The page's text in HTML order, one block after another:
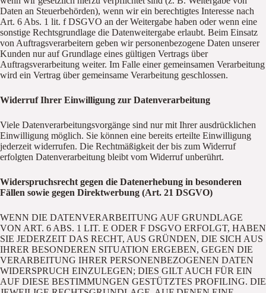
Daten an Steuerbehörden), wenn wir ein berechtigtes Interesse nach
Art. 6 Abs. 1 lit. f DSGVO an der Weitergabe haben oder wenn eine
sonstige Rechtsgrundlage die Datenweitergabe erlaubt. Beim Einsatz
von Auftragsverarbeitern geben wir personenbezogene Daten unserer
Kunden nur auf Grundlage eines gültigen Vertrags über
Auftragsverarbeitung weiter. Im Falle einer gemeinsamen Verarbeitung
wird ein Vertrag über gemeinsame Verarbeitung geschlossen.
Widerruf Ihrer Einwilligung zur Datenverarbeitung
Viele Datenverarbeitungsvorgänge sind nur mit Ihrer ausdrücklichen
Einwilligung möglich. Sie können eine bereits erteilte Einwilligung
jederzeit widerrufen. Die Rechtmäßigkeit der bis zum Widerruf
erfolgten Datenverarbeitung bleibt vom Widerruf unberührt.
Widerspruchsrecht gegen die Datenerhebung in besonderen
Fällen sowie gegen Direktwerbung (Art. 21 DSGVO)
WENN DIE DATENVERARBEITUNG AUF GRUNDLAGE
VON ART. 6 ABS. 1 LIT. E ODER F DSGVO ERFOLGT, HABEN
SIE JEDERZEIT DAS RECHT, AUS GRÜNDEN, DIE SICH AUS
IHRER BESONDEREN SITUATION ERGEBEN, GEGEN DIE
VERARBEITUNG IHRER PERSONENBEZOGENEN DATEN
WIDERSPRUCH EINZULEGEN; DIES GILT AUCH FÜR EIN
AUF DIESE BESTIMMUNGEN GESTÜTZTES PROFILING. DIE